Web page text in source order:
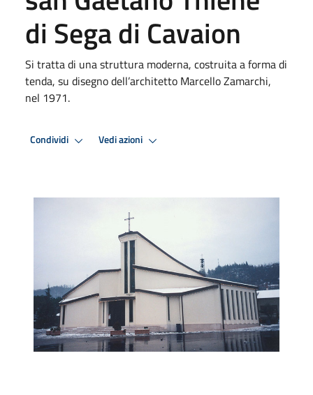
di Sega di Cavaion
Si tratta di una struttura moderna, costruita a forma di
tenda, su disegno dell’architetto Marcello Zamarchi,
nel 1971.
Condividi Vedi azioni